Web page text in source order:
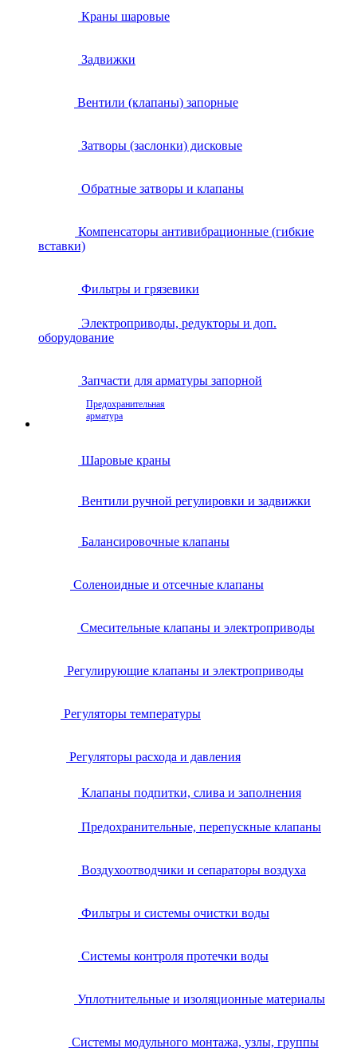
Краны шаровые
Задвижки
Вентили (клапаны) запорные
Затворы (заслонки) дисковые
Обратные затворы и клапаны
Компенсаторы антивибрационные (гибкие
вставки)
Фильтры и грязевики
Электроприводы, редукторы и доп.
оборудование
Запчасти для арматуры запорной
Предохранительная
арматура
Шаровые краны
Вентили ручной регулировки и задвижки
Балансировочные клапаны
Соленоидные и отсечные клапаны
Смесительные клапаны и электроприводы
Регулирующие клапаны и электроприводы
Регуляторы температуры
Регуляторы расхода и давления
Клапаны подпитки, слива и заполнения
Предохранительные, перепускные клапаны
Воздухоотводчики и сепараторы воздуха
Фильтры и системы очистки воды
Системы контроля протечки воды
Уплотнительные и изоляционные материалы
Системы модульного монтажа, узлы, группы